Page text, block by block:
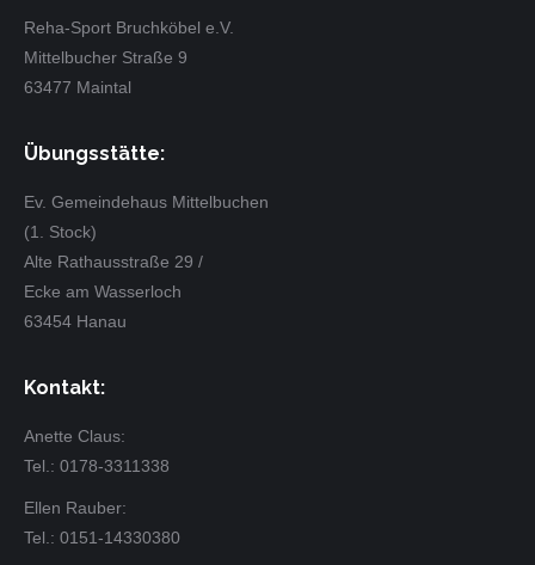
Reha-Sport Bruchköbel e.V.
Mittelbucher Straße 9
63477 Maintal
Übungsstätte:
Ev. Gemeindehaus Mittelbuchen
(1. Stock)
Alte Rathausstraße 29 /
Ecke am Wasserloch
63454 Hanau
Kontakt:
Anette Claus:
Tel.: 0178-3311338
Ellen Rauber:
Tel.: 0151-14330380